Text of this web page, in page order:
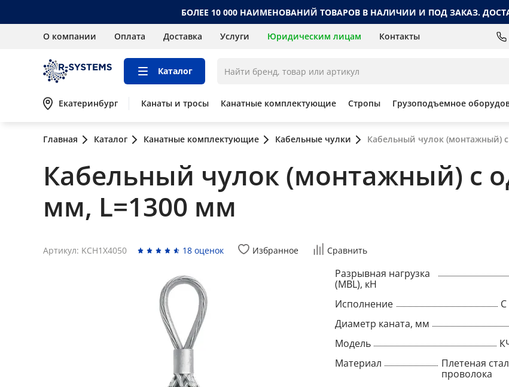
БОЛЕЕ 10 000 НАИМЕНОВАНИЙ ТОВАРОВ В НАЛИЧИИ И ПОД ЗАКАЗ.
О компании Оплата Доставка Услуги Юридическим лицам Контакты
Каталог
Екатеринбург Канаты и тросы Канатные комплектующие Стропы Грузоподъемное
Главная Каталог Канатные комплектующие Кабельные чулки Кабельный чулок (монтажный)
Кабельный чулок (монтажный) с
мм, L=1300 мм
Артикул: KCH1X4050 18 оценок Избранное Сравнить
Разрывная нагрузка
(MBL), кН
Исполнение
С
Диаметр каната, мм
Модель
Материал
Плетеная
проволока